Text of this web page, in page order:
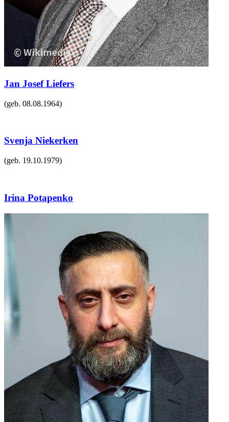
Jan Josef Liefers
(geb. 08.08.1964)
Svenja Niekerken
(geb. 19.10.1979)
Irina Potapenko